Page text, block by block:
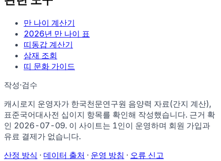
만 나이 계산기
2026년 만 나이 표
띠동갑 계산기
삼재 조회
띠 문화 가이드
작성·검수
캐시로지 운영자가 한국천문연구원 음양력 자료(간지 계산),
표준국어대사전 십이지 항목를 확인해 작성했습니다. 근거 확
인 2026-07-09. 이 사이트는 1인이 운영하며 회원 가입과
유료 결제가 없습니다.
산정 방식 · 데이터 출처 · 운영 방침 · 오류 신고